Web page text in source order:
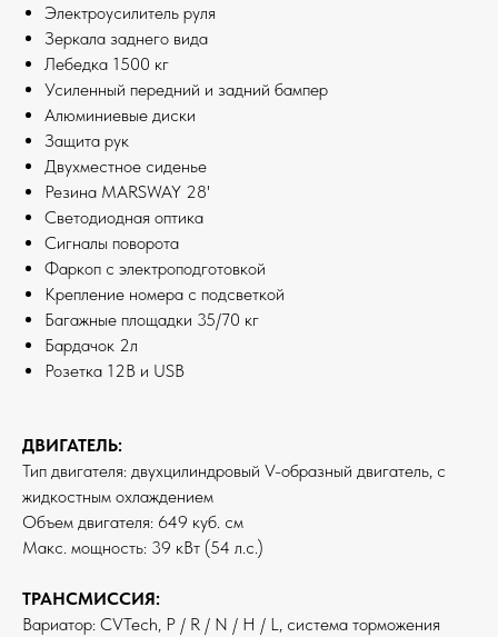
Электроусилитель руля
Зеркала заднего вида
Лебедка 1500 кг
Усиленный передний и задний бампер
Алюминиевые диски
Защита рук
Двухместное сиденье
Резина MARSWAY 28'
Светодиодная оптика
Сигналы поворота
Фаркоп с электроподготовкой
Крепление номера с подсветкой
Багажные площадки 35/70 кг
Бардачок 2л
Розетка 12В и USB
ДВИГАТЕЛЬ:
Тип двигателя: двухцилиндровый V-образный двигатель, с
жидкостным охлаждением
Объем двигателя: 649 куб. см
Макс. мощность: 39 кВт (54 л.с.)
ТРАНСМИССИЯ:
Вариатор: CVTech, P / R / N / H / L, система торможения